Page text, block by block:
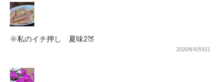
🌞私のイチ押し 夏味2🍑
2026年8月6日